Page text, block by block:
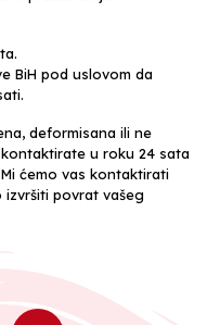
BiH pod uslovom da
deformisana ili ne
u roku 24 sata
ćemo vas kontaktirati
izvršiti povrat vašeg